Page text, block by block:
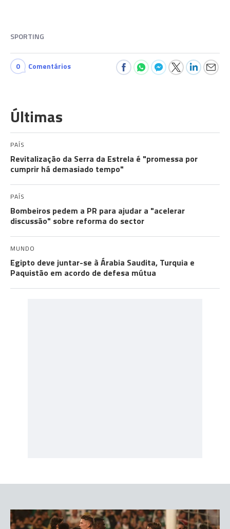
SPORTING
0 Comentários
Últimas
PAÍS
Revitalização da Serra da Estrela é "promessa por
cumprir há demasiado tempo"
PAÍS
Bombeiros pedem a PR para ajudar a "acelerar
discussão" sobre reforma do sector
MUNDO
Egipto deve juntar-se à Árabia Saudita, Turquia e
Paquistão em acordo de defesa mútua